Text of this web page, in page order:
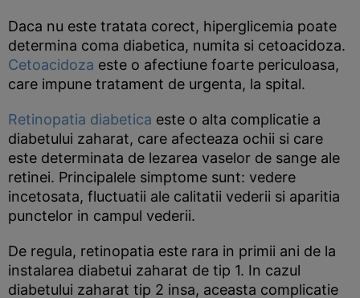
Daca nu este tratata corect, hiperglicemia poate
determina coma diabetica, numita si cetoacidoza.
Cetoacidoza este o afectiune foarte periculoasa,
care impune tratament de urgenta, la spital.
Retinopatia diabetica este o alta complicatie a
diabetului zaharat, care afecteaza ochii si care
este determinata de lezarea vaselor de sange ale
retinei. Principalele simptome sunt: vedere
incetosata, fluctuatii ale calitatii vederii si aparitia
punctelor in campul vederii.
De regula, retinopatia este rara in primii ani de la
instalarea diabetui zaharat de tip 1. In cazul
diabetului zaharat tip 2 insa, aceasta complicatie